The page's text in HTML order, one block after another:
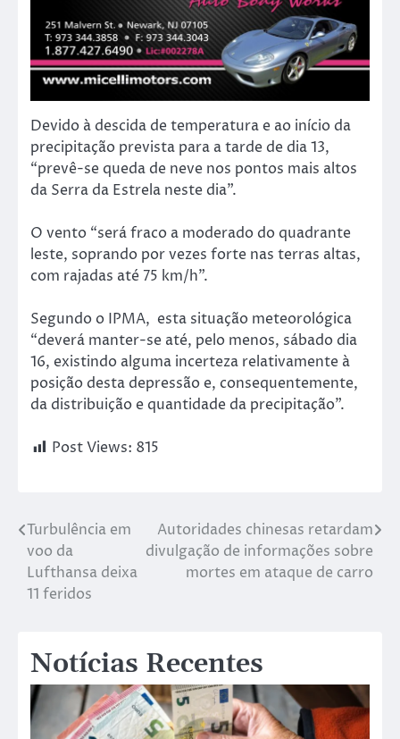
Devido à descida de temperatura e ao início da
precipitação prevista para a tarde de dia 13,
“prevê-se queda de neve nos pontos mais altos
da Serra da Estrela neste dia”.
O vento “será fraco a moderado do quadrante
leste, soprando por vezes forte nas terras altas,
com rajadas até 75 km/h”.
Segundo o IPMA, esta situação meteorológica
“deverá manter-se até, pelo menos, sábado dia
16, existindo alguma incerteza relativamente à
posição desta depressão e, consequentemente,
da distribuição e quantidade da precipitação”.
Post Views: 815
Turbulência em
voo da
Lufthansa deixa
11 feridos
Autoridades chinesas retardam
divulgação de informações sobre
mortes em ataque de carro
Notícias Recentes